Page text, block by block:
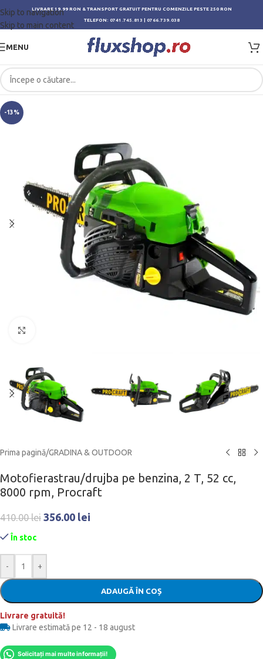
Skip to navigation
Skip to main content
LIVRARE 19.99 RON & TRANSPORT GRATUIT PENTRU COMENZILE PESTE 250 RON
TELEFON: 0741.745.813 0766.739.038
MENU
-13%
Prima pagină/GRADINA & OUTDOOR
Motofierastrau/drujba pe benzina, 2 T, 52 cc,
8000 rpm, Procraft
410.00lei 356.00 lei
În stoc
- +
ADAUGĂ ÎN COȘ
Livrare gratuită!
Livrare estimată pe 12 - 18 august
Solicitați mai multe informații!